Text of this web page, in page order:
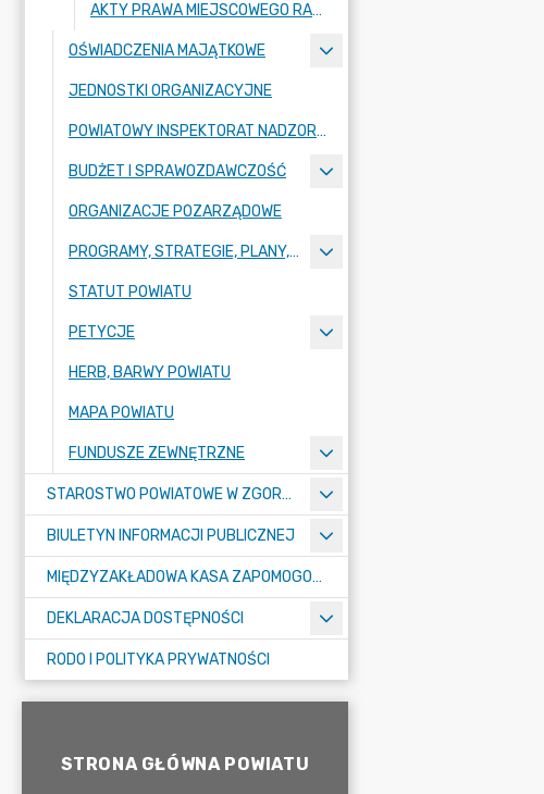
AKTY PRAWA MIEJSCOWEGO RADY POWIATU ZGORZELECKIEGO
OŚWIADCZENIA MAJĄTKOWE
JEDNOSTKI ORGANIZACYJNE
POWIATOWY INSPEKTORAT NADZORU BUDOWLANEGO
BUDŻET I SPRAWOZDAWCZOŚĆ
ORGANIZACJE POZARZĄDOWE
PROGRAMY, STRATEGIE, PLANY, RAPORTY
STATUT POWIATU
PETYCJE
HERB, BARWY POWIATU
MAPA POWIATU
FUNDUSZE ZEWNĘTRZNE
STAROSTWO POWIATOWE W ZGORZELCU
BIULETYN INFORMACJI PUBLICZNEJ
MIĘDZYZAKŁADOWA KASA ZAPOMOGOWO-POŻYCZKOWA
DEKLARACJA DOSTĘPNOŚCI
RODO I POLITYKA PRYWATNOŚCI
STRONA GŁÓWNA POWIATU